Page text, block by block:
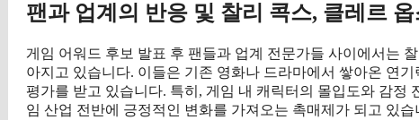
팬과 업계의 반응 및 찰리 콕스, 클레르
게임 어워드 후보 발표 후 팬들과 업계 전문가들 사이에서는
아지고 있습니다. 이들은 기존 영화나 드라마에서 쌓아온 연
평가를 받고 있습니다. 특히, 게임 내 캐릭터의 몰입도와 감정
임 산업 전반에 긍정적인 변화를 가져오는 촉매제가 되고 있